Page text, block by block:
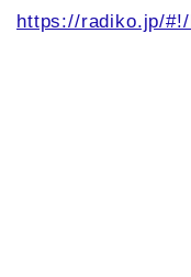
https://radiko.jp/